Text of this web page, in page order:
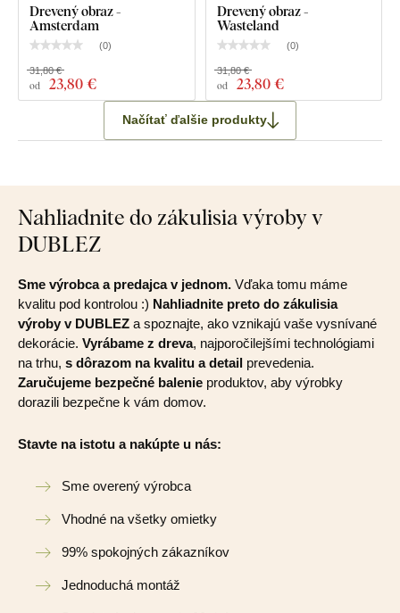
Drevený obraz -
Amsterdam
(0)
od 23,80 €
31,80 €
Drevený obraz -
Wasteland
(0)
od 23,80 €
31,80 €
Načítať ďalšie produkty
Nahliadnite do zákulisia výroby v
DUBLEZ
Sme výrobca a predajca v jednom. Vďaka tomu máme
kvalitu pod kontrolou :) Nahliadnite preto do zákulisia
výroby v DUBLEZ a spoznajte, ako vznikajú vaše vysnívané
dekorácie. Vyrábame z dreva, najporočilejšími technológiami
na trhu, s dôrazom na kvalitu a detail prevedenia.
Zaručujeme bezpečné balenie produktov, aby výrobky
dorazili bezpečne k vám domov.
Stavte na istotu a nakúpte u nás:
Sme overený výrobca
Vhodné na všetky omietky
99% spokojných zákazníkov
Jednoduchá montáž